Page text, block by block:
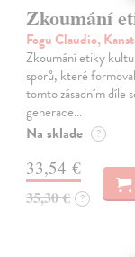
Zkoumání
Fogu Claudio,
Zkoumání etiky
sporů, které
tomto zásadním díle
generace…
Na sklade ?
33,54 €
35,30 € ?